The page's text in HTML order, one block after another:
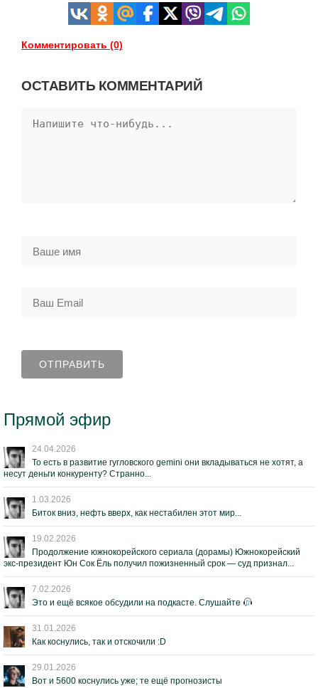
Комментировать (0)
ОСТАВИТЬ КОММЕНТАРИЙ
Прямой эфир
24.04.2026
То есть в развитие гугловского gemini они вкладываться не хотят, а
несут деньги конкуренту? Странно...
1.03.2026
Биток вниз, нефть вверх, как нестабилен этот мир...
19.02.2026
Продолжение южнокорейского сериала (дорамы) Южнокорейский
экс-президент Юн Сок Ёль получил пожизненный срок — суд признал...
7.02.2026
Это и ещё всякое обсудили на подкасте. Слушайте
31.01.2026
Как коснулись, так и отскочили :D
29.01.2026
Вот и 5600 коснулись уже; те ещё прогнозисты